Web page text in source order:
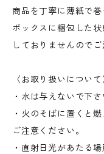
商品を丁寧に薄紙で
ボックスに梱包した
しておりませんのでご
〈お取り扱いについて
・水は与えないで下さ
・火のそばに置くと
ご注意ください。
・直射日光があたる